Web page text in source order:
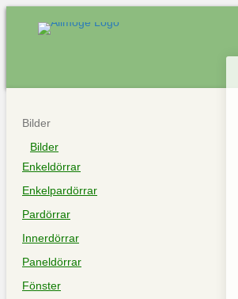
Bilder
Bilder
Enkeldörrar
Enkelpardörrar
Pardörrar
Innerdörrar
Paneldörrar
Fönster